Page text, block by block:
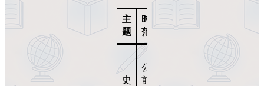
主
题
时间
范围
内容
亮点
史
公元
前2